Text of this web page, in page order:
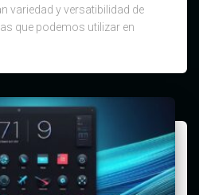
variedad y versatibilidad de
que podemos utilizar en